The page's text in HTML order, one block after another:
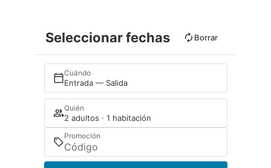
Seleccionar fechas Borrar
Cuándo
Entrada — Salida
Quién
2 adultos · 1 habitación
Promoción